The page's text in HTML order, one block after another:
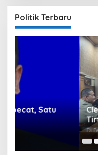
Politik Terbaru
Clear, Komisi III
Tirta Raja Naikkan
Bersyarat
Di Berita Utama, Politik |